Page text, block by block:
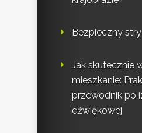
Bezpieczny
Jak skutecznie
mieszkanie:
przewodnik po
dźwiękowej